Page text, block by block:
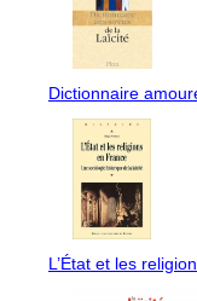
Dictionnaire
L’État et les